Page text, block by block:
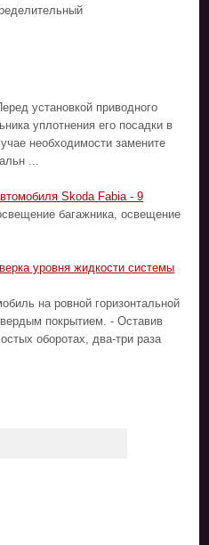
установкой приводного
уплотнения его посадки в
необходимости замените
...
Skoda Fabia - 9
багажника, освещение
уровня жидкости системы
на ровной горизонтальной
покрытием. - Оставив
оборотах, два-три раза